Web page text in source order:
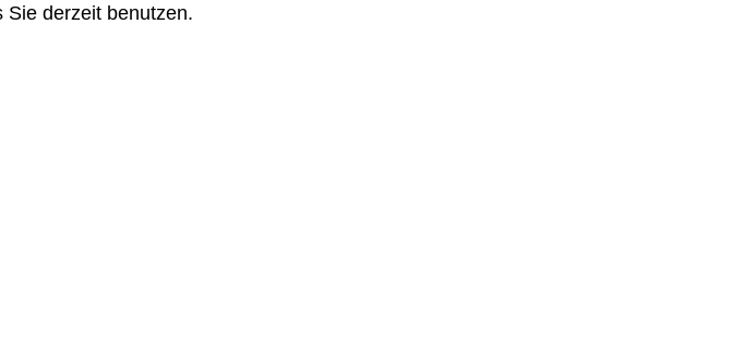
Sie derzeit benutzen.